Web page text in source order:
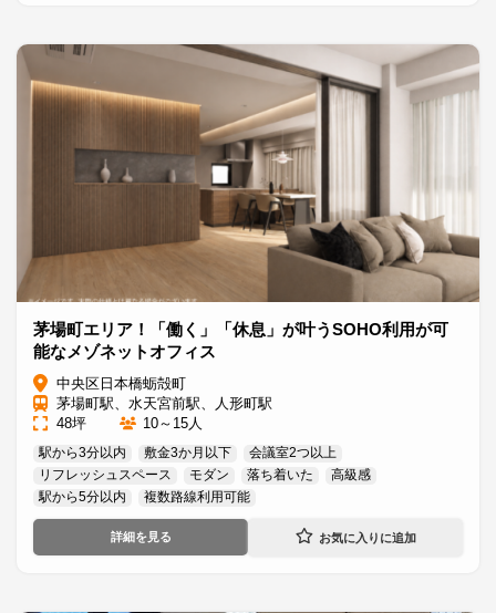
茅場町エリア！「働く」「休息」が叶うSOHO利用が可
能なメゾネットオフィス
中央区日本橋蛎殻町
茅場町駅、水天宮前駅、人形町駅
48坪
10～15人
駅から3分以内 敷金3か月以下
会議室2つ以上
リフレッシュスペース
モダン 落ち着いた
高級感
駅から5分以内
複数路線利用可能
詳細を見る